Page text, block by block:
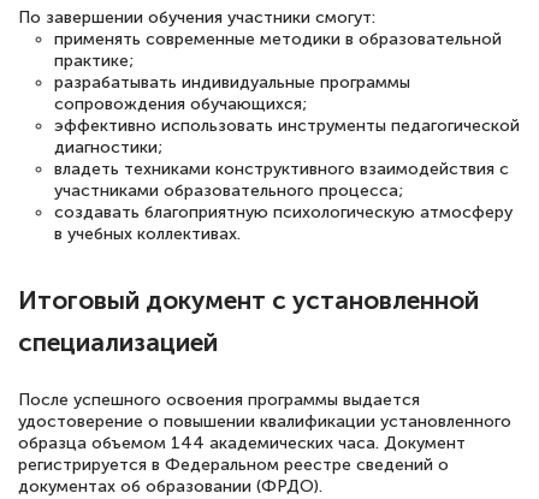
По завершении обучения участники смогут:
применять современные методики в образовательной
практике;
разрабатывать индивидуальные программы
сопровождения обучающихся;
эффективно использовать инструменты педагогической
диагностики;
владеть техниками конструктивного взаимодействия с
участниками образовательного процесса;
создавать благоприятную психологическую атмосферу
в учебных коллективах.
Итоговый документ с установленной
специализацией
После успешного освоения программы выдается
удостоверение о повышении квалификации установленного
образца объемом 144 академических часа. Документ
регистрируется в Федеральном реестре сведений о
документах об образовании (ФРДО).